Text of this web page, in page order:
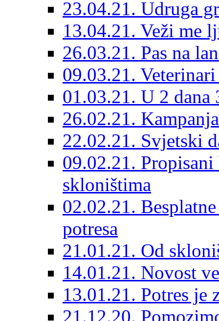
23.04.21. Udruga
13.04.21. Veži me
26.03.21. Pas na
09.03.21.
01.03.21. U 2
26.02.21.
22.02.21. Svjetski
09.02.21.
skloništima
02.02.21.
potresa
21.01.21. Od
14.01.21. Novost
13.01.21. Potres je
21.12.20.